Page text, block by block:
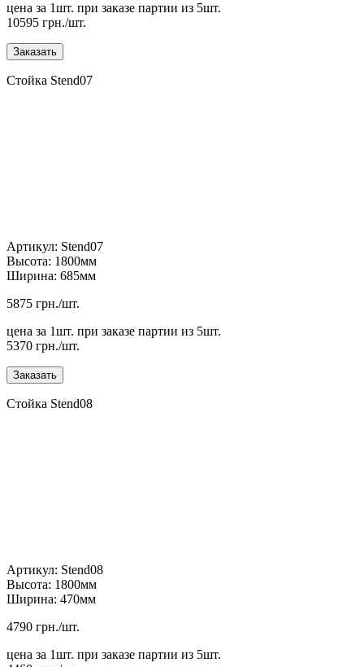
цена за 1шт. при заказе партии из 5шт.
10595 грн./шт.
Стойка Stend07
Артикул: Stend07
Высота: 1800мм
Ширина: 685мм
5875 грн./шт.
цена за 1шт. при заказе партии из 5шт.
5370 грн./шт.
Стойка Stend08
Артикул: Stend08
Высота: 1800мм
Ширина: 470мм
4790 грн./шт.
цена за 1шт. при заказе партии из 5шт.